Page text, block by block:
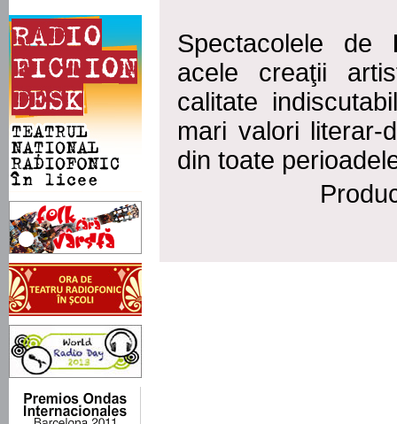
Spectacolele de
acele creaţii
calitate
mari valori literar-
din toate